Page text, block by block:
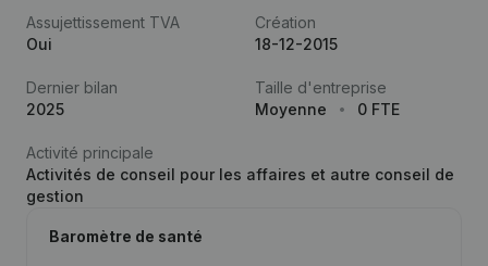
Assujettissement TVA
Oui
Création
18-12-2015
Dernier bilan
2025
Taille d'entreprise
Moyenne
0 FTE
Activité principale
Activités de conseil pour les affaires et autre conseil de
gestion
Baromètre de santé